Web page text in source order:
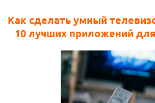
Как сделать умный
10 лучших приложений